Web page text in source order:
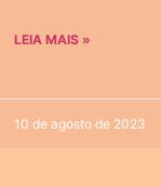
LEIA MAIS »
10 de agosto de 2023